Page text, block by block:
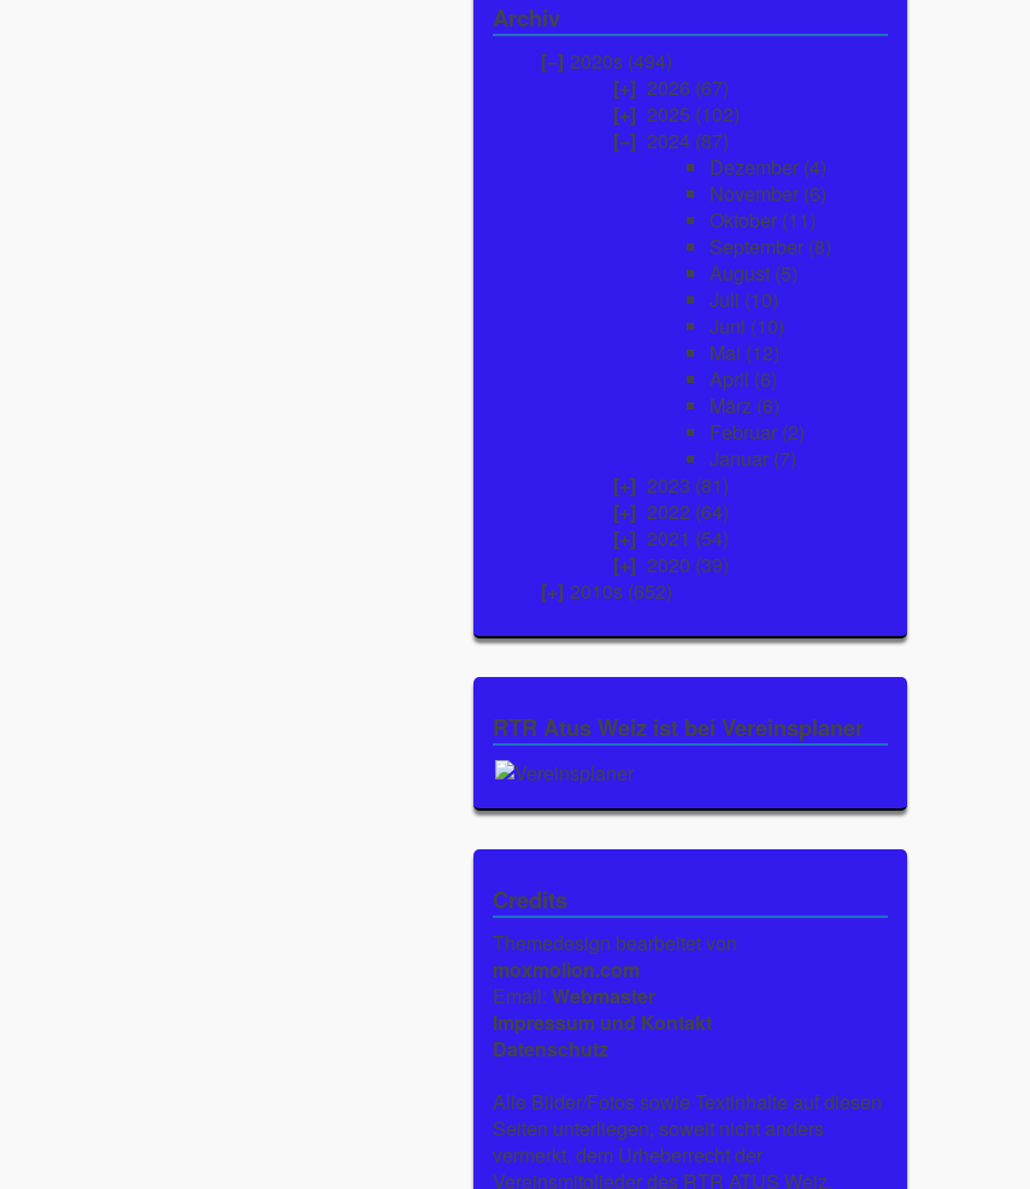
Archiv
2020s (494)
2026 (67)
2025 (102)
2024 (87)
Dezember (4)
November (6)
Oktober (11)
September (8)
August (5)
Juli (10)
Juni (10)
Mai (12)
April (6)
März (6)
Februar (2)
Januar (7)
2023 (81)
2022 (64)
2021 (54)
2020 (39)
2010s (652)
RTR Atus Weiz ist bei Vereinsplaner
Credits
Themedesign bearbeitet von
moxmolion.com
Email: Webmaster
Impressum und Kontakt
Datenschutz
Alle Bilder/Fotos sowie Textinhalte auf diesen
Seiten unterliegen, soweit nicht anders
vermerkt, dem Urheberrecht der
Vereinsmitglieder des RTR ATUS Weiz.